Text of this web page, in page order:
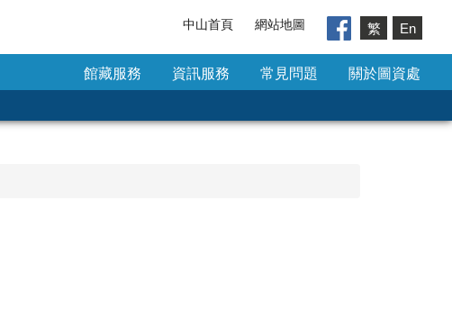
中山首頁 網站地圖 繁 En
館藏服務 資訊服務 常見問題 關於圖資處